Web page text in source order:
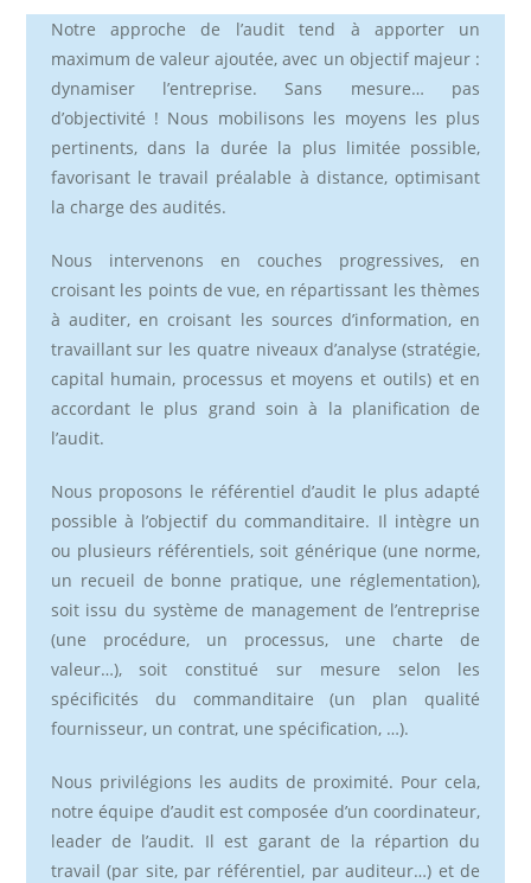
publication :publication :
Notre approche de l’audit tend à apporter un
maximum de valeur ajoutée, avec un objectif majeur :
dynamiser l’entreprise. Sans mesure… pas
d’objectivité ! Nous mobilisons les moyens les plus
pertinents, dans la durée la plus limitée possible,
favorisant le travail préalable à distance, optimisant
la charge des audités.
Nous intervenons en couches progressives, en
croisant les points de vue, en répartissant les thèmes
à auditer, en croisant les sources d’information, en
travaillant sur les quatre niveaux d’analyse (stratégie,
capital humain, processus et moyens et outils) et en
accordant le plus grand soin à la planification de
l’audit.
Nous proposons le référentiel d’audit le plus adapté
possible à l’objectif du commanditaire. Il intègre un
ou plusieurs référentiels, soit générique (une norme,
un recueil de bonne pratique, une réglementation),
soit issu du système de management de l’entreprise
(une procédure, un processus, une charte de
valeur…), soit constitué sur mesure selon les
spécificités du commanditaire (un plan qualité
fournisseur, un contrat, une spécification, …).
Nous privilégions les audits de proximité. Pour cela,
notre équipe d’audit est composée d’un coordinateur,
leader de l’audit. Il est garant de la répartion du
travail (par site, par référentiel, par auditeur…) et de